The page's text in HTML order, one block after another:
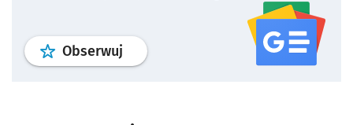
Obserwuj profil serwisu